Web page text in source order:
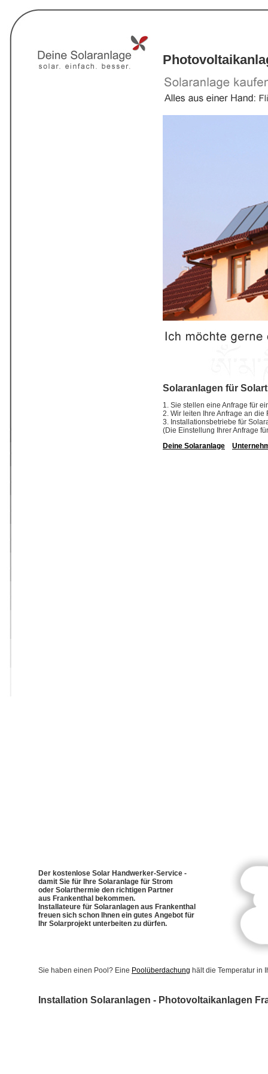
Solaranlagen für
1. Sie stellen eine Anfrage für
2. Wir leiten Ihre Anfrage an
3. Installationsbetriebe für
(Die Einstellung Ihrer Anfrage
Deine Solaranlage
Der kostenlose Solar Handwerker-Service -
damit Sie für Ihre Solaranlage für Strom
oder Solarthermie den richtigen Partner
aus Frankenthal bekommen.
Installateure für Solaranlagen aus Frankenthal
freuen sich schon Ihnen ein gutes Angebot für
Ihr Solarprojekt unterbeiten zu dürfen.
Sie haben einen Pool? Eine Poolüberdachung hält die Temperatur in
Installation Solaranlagen - Photovoltaikanlagen